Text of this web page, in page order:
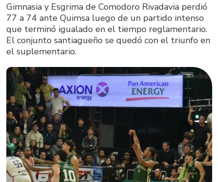
Gimnasia y Esgrima de Comodoro Rivadavia perdió
77 a 74 ante Quimsa luego de un partido intenso
que terminó igualado en el tiempo reglamentario.
El conjunto santiagueño se quedó con el triunfo en
el suplementario.